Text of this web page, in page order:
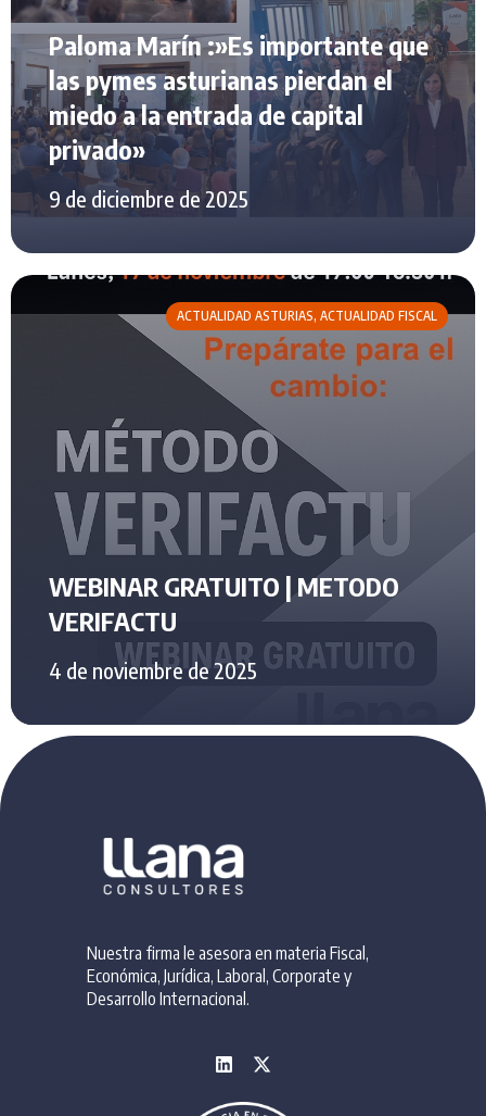
Paloma Marín :»Es importante que
las pymes asturianas pierdan el
miedo a la entrada de capital
privado»
9 de diciembre de 2025
ACTUALIDAD ASTURIAS, ACTUALIDAD FISCAL
WEBINAR GRATUITO | METODO
VERIFACTU
4 de noviembre de 2025
Nuestra firma le asesora en materia Fiscal,
Económica, Jurídica, Laboral, Corporate y
Desarrollo Internacional.